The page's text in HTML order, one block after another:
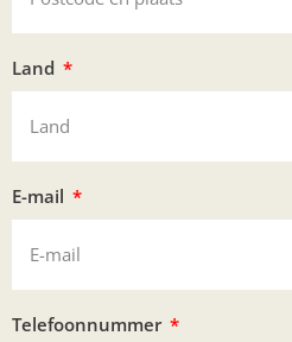
Land
E-mail
Telefoonnummer